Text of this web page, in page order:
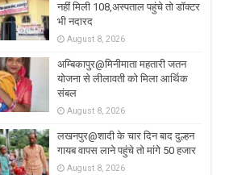
नहीं मिली 108,अस्पताल पहुंचे तो डॉक्टर
भी नदारद
August 8, 2026
अम्बिकापुर@मिनीमाता महतारी जतन
योजना से लीलावती को मिला आर्थिक
संबल
August 8, 2026
लखनपुर@शादी के चार दिन बाद दुल्हन
गायब वापस लाने पहुंचे तो मांगे 50 हजार
August 8, 2026